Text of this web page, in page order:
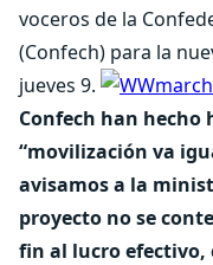
voceros de la
(Confech) para la
jueves 9.
Confech han hecho
“movilización va
avisamos a la
proyecto no se
fin al lucro efectivo,